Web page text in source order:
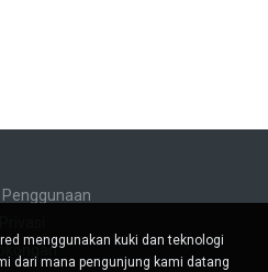
menggunakan kuki dan teknologi
dari mana pengunjung kami datang